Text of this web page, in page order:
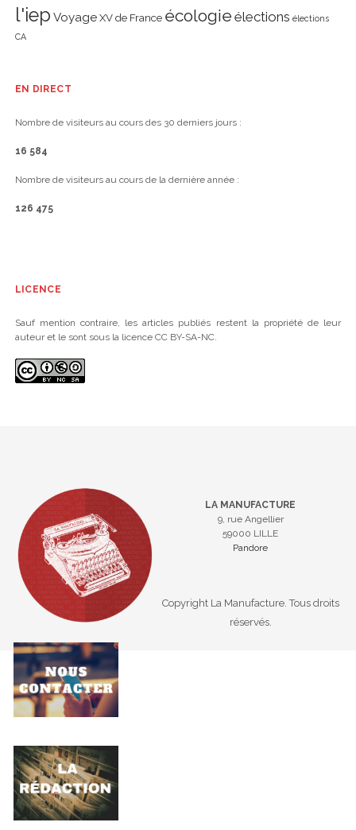
l'iep Voyage XV de France écologie élections élections
CA
EN DIRECT
Nombre de visiteurs au cours des 30 derniers jours :
16 584
Nombre de visiteurs au cours de la dernière année :
126 475
LICENCE
Sauf mention contraire, les articles publiés restent la propriété de leur
auteur et le sont sous la licence CC BY-SA-NC.
LA MANUFACTURE
9, rue Angellier
59000 LILLE
Pandore
Copyright La Manufacture. Tous droits
réservés.